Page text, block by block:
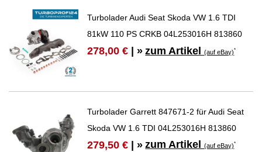
Turbolader Audi Seat Skoda VW 1.6 TDI
81kW 110 PS CRKB 04L253016H 813860
278,00 € | » zum Artikel(auf eBay)*
Turbolader Garrett 847671-2 für Audi Seat
Skoda VW 1.6 TDI 04L253016H 813860
279,50 € | » zum Artikel(auf eBay)*